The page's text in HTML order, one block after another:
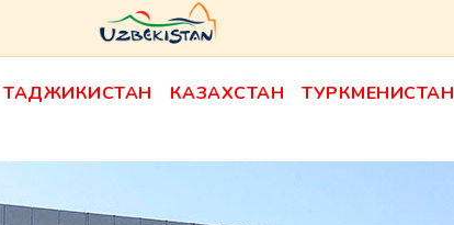
ТАДЖИКИСТАН КАЗАХСТАН ТУРКМЕНИСТАН